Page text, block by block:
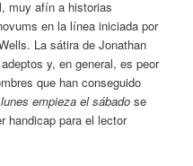
muy afín a historias
en la línea iniciada por
La sátira de Jonathan
y, en general, es peor
que han conseguido
empieza el sábado se
handicap para el lector